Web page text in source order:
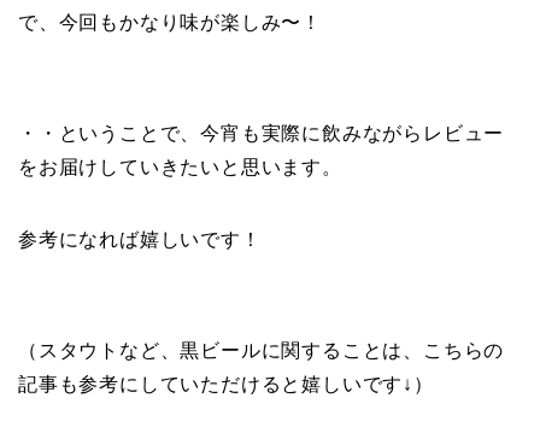
で、今回もかなり味が楽しみ〜！
・・ということで、今宵も実際に飲みながらレビュー
をお届けしていきたいと思います。
参考になれば嬉しいです！
（スタウトなど、黒ビールに関することは、こちらの
記事も参考にしていただけると嬉しいです↓）